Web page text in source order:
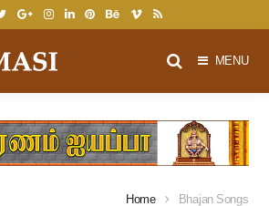
MENU
Home Bhajan Songs